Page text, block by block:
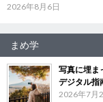
2026年8月6日
まめ学
写真に埋
デジタル指
2026年7月